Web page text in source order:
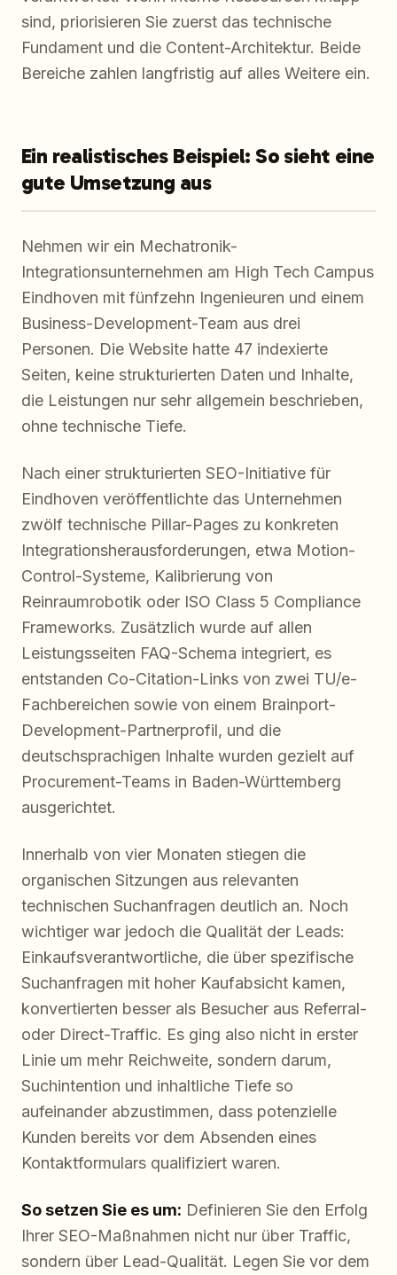
sind, priorisieren Sie zuerst das technische
Fundament und die Content-Architektur. Beide
Bereiche zahlen langfristig auf alles Weitere ein.
Ein realistisches Beispiel: So sieht eine
gute Umsetzung aus
Nehmen wir ein Mechatronik-
Integrationsunternehmen am High Tech Campus
Eindhoven mit fünfzehn Ingenieuren und einem
Business-Development-Team aus drei
Personen. Die Website hatte 47 indexierte
Seiten, keine strukturierten Daten und Inhalte,
die Leistungen nur sehr allgemein beschrieben,
ohne technische Tiefe.
Nach einer strukturierten SEO-Initiative für
Eindhoven veröffentlichte das Unternehmen
zwölf technische Pillar-Pages zu konkreten
Integrationsherausforderungen, etwa Motion-
Control-Systeme, Kalibrierung von
Reinraumrobotik oder ISO Class 5 Compliance
Frameworks. Zusätzlich wurde auf allen
Leistungsseiten FAQ-Schema integriert, es
entstanden Co-Citation-Links von zwei TU/e-
Fachbereichen sowie von einem Brainport-
Development-Partnerprofil, und die
deutschsprachigen Inhalte wurden gezielt auf
Procurement-Teams in Baden-Württemberg
ausgerichtet.
Innerhalb von vier Monaten stiegen die
organischen Sitzungen aus relevanten
technischen Suchanfragen deutlich an. Noch
wichtiger war jedoch die Qualität der Leads:
Einkaufsverantwortliche, die über spezifische
Suchanfragen mit hoher Kaufabsicht kamen,
konvertierten besser als Besucher aus Referral-
oder Direct-Traffic. Es ging also nicht in erster
Linie um mehr Reichweite, sondern darum,
Suchintention und inhaltliche Tiefe so
aufeinander abzustimmen, dass potenzielle
Kunden bereits vor dem Absenden eines
Kontaktformulars qualifiziert waren.
So setzen Sie es um: Definieren Sie den Erfolg
Ihrer SEO-Maßnahmen nicht nur über Traffic,
sondern über Lead-Qualität. Legen Sie vor dem